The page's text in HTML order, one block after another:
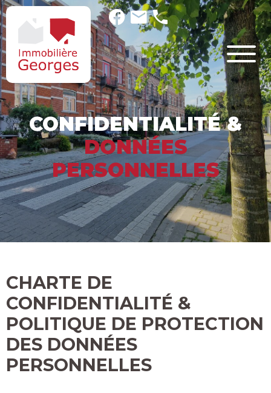
CONFIDENTIALITÉ &
DONNÉES
PERSONNELLES
CHARTE DE
CONFIDENTIALITÉ &
POLITIQUE DE PROTECTION
DES DONNÉES
PERSONNELLES